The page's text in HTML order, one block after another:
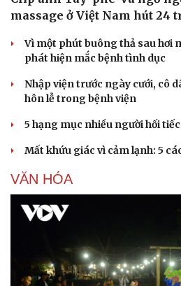
Sân khấu - Điện ảnh
Văn học
Âm nhạc
massage ở Việt Nam hút 24
Vì một phút buông thả sau hơi
phát hiện mắc bệnh tình dục
Nhập viện trước ngày cưới, cô
hôn lễ trong bệnh viện
5 hạng mục nhiều người hối
Mất khứu giác vì cảm lạnh: 5
VĂN HÓA